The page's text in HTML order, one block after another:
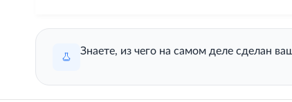
Знаете, из чего на самом деле сделан